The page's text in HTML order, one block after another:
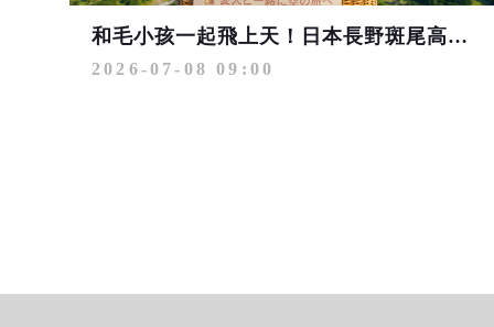
和毛小孩一起飛上天！日本長野斑尾高原夏季限定熱氣球體驗
2026-07-08 09:00